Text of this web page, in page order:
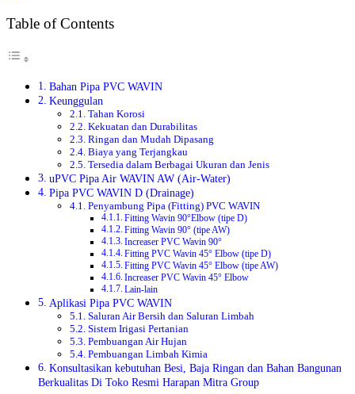
Table of Contents
Bahan Pipa PVC WAVIN
Keunggulan
Tahan Korosi
Kekuatan dan Durabilitas
Ringan dan Mudah Dipasang
Biaya yang Terjangkau
Tersedia dalam Berbagai Ukuran dan Jenis
uPVC Pipa Air WAVIN AW (Air-Water)
Pipa PVC WAVIN D (Drainage)
Penyambung Pipa (Fitting) PVC WAVIN
Fitting Wavin 90°Elbow (tipe D)
Fitting Wavin 90° (tipe AW)
Increaser PVC Wavin 90°
Fitting PVC Wavin 45° Elbow (tipe D)
Fitting PVC Wavin 45° Elbow (tipe AW)
Increaser PVC Wavin 45° Elbow
Lain-lain
Aplikasi Pipa PVC WAVIN
Saluran Air Bersih dan Saluran Limbah
Sistem Irigasi Pertanian
Pembuangan Air Hujan
Pembuangan Limbah Kimia
Konsultasikan kebutuhan Besi, Baja Ringan dan Bahan Bangunan
Berkualitas Di Toko Resmi Harapan Mitra Group